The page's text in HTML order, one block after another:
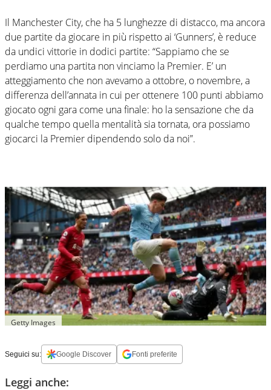
Il Manchester City, che ha 5 lunghezze di distacco, ma ancora
due partite da giocare in più rispetto ai ‘Gunners’, è reduce
da undici vittorie in dodici partite: “Sappiamo che se
perdiamo una partita non vinciamo la Premier. E’ un
atteggiamento che non avevamo a ottobre, o novembre, a
differenza dell’annata in cui per ottenere 100 punti abbiamo
giocato ogni gara come una finale: ho la sensazione che da
qualche tempo quella mentalità sia tornata, ora possiamo
giocarci la Premier dipendendo solo da noi”.
Getty Images
Seguici su: Google Discover Fonti preferite
Leggi anche: